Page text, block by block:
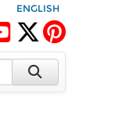
ENGLISH